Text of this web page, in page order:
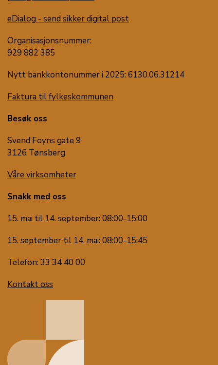
eDialog - send sikker digital post
Organisasjonsnummer:
929 882 385
Nytt bankkontonummer i 2025: 6130.06.31214
Faktura til fylkeskommunen
Besøk oss
Svend Foyns gate 9
3126 Tønsberg
Våre virksomheter
Snakk med oss
15. mai til 14. september: 08:00-15:00
15. september til 14. mai: 08:00-15:45
Telefon: 33 34 40 00
Kontakt oss